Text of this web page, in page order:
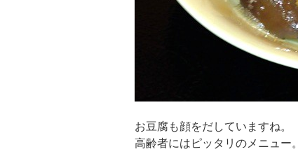
お豆腐も顔をだしていますね。
高齢者にはピッタリのメニュー。